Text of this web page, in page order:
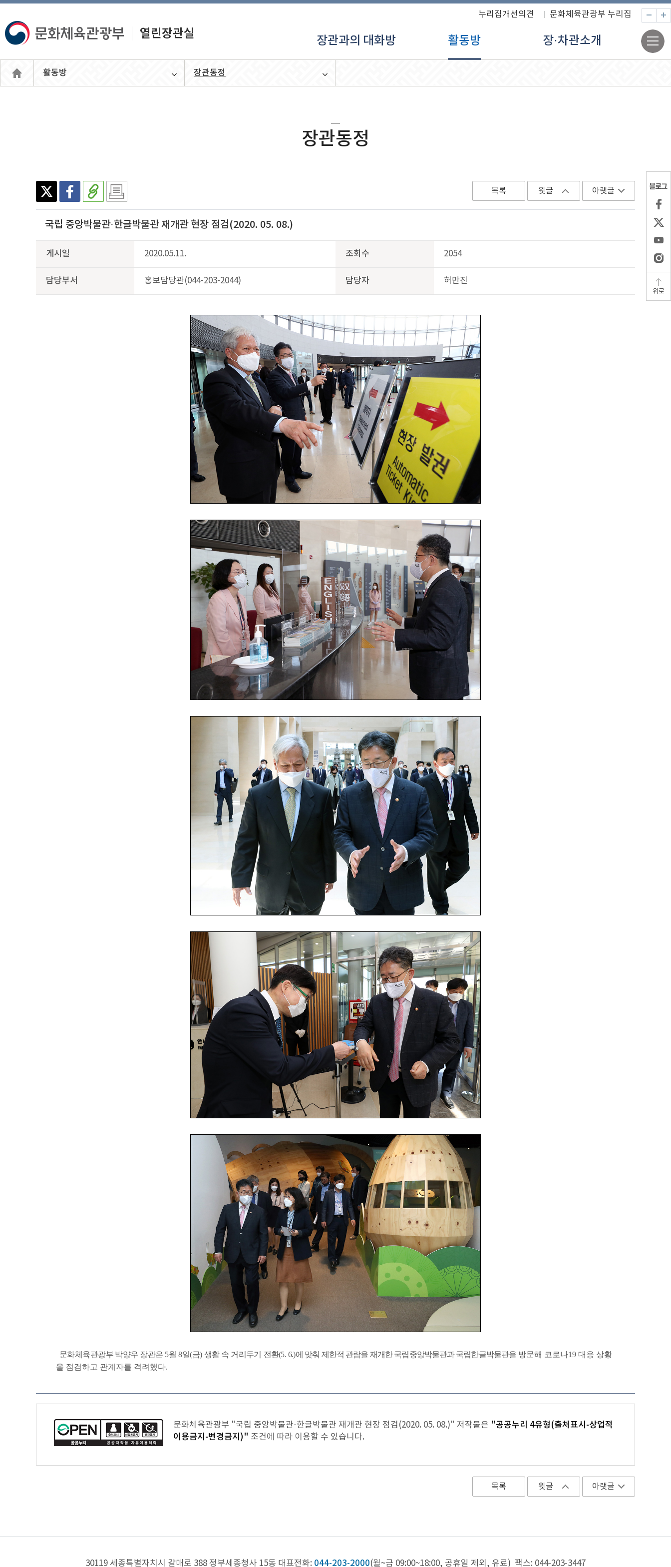
축
누리집개선의견 문화체육관광부 누리집
장관과의 대화방 활동방 장·차관소개
전
체
장관동정
활동방 장관동정
X(엑
스)
페이
스북
주소
복사
인쇄
하기
목록 윗글 아랫글
국립 중앙박물관·한글박물관 재개관 현장 점검(2020. 05. 08.)
게시일 2020.05.11. 조회수 2054
담당부서 홍보담당관(044-203-2044) 담당자 허만진
문화체육관광부 박양우 장관은 5월 8일(금) 생활 속 거리두기 전환(5. 6.)에 맞춰 제한적 관람을 재개한 국립중앙박물관과 국립한글박물관을 방문해 코로나19 대응 상황
을 점검하고 관계자를 격려했다.
문화체육관광부 "국립 중앙박물관·한글박물관 재개관 현장 점검(2020. 05. 08.)" 저작물은 "공공누리 4유형(출처표시-상업적
이용금지-변경금지)" 조건에 따라 이용할 수 있습니다.
목록 윗글 아랫글
위로
30119 세종특별자치시 갈매로 388 정부세종청사 15동 대표전화: 044-203-2000(월~금 09:00~18:00, 공휴일 제외, 유료) 팩스: 044-203-3447